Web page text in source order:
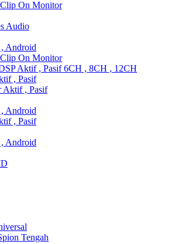
On Monitor
Audio
Android
On Monitor
Aktif , Pasif 6CH , 8CH , 12CH
, Pasif
Aktif , Pasif
Android
, Pasif
Android
Tengah